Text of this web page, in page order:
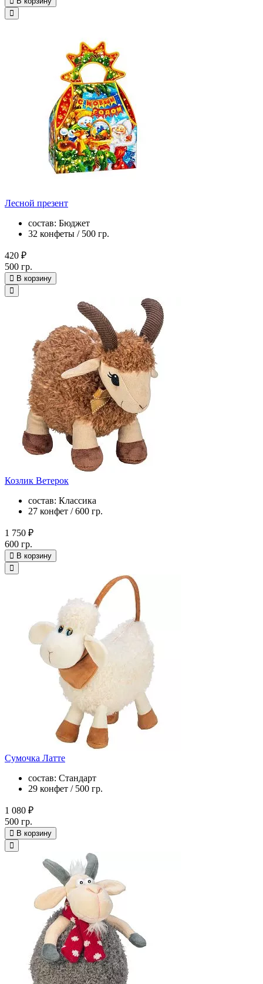
Лесной презент
состав: Бюджет
32 конфеты / 500 гр.
420 ₽
500 гр.
В корзину
Козлик Ветерок
состав: Классика
27 конфет / 600 гр.
1 750 ₽
600 гр.
В корзину
Сумочка Латте
состав: Стандарт
29 конфет / 500 гр.
1 080 ₽
500 гр.
В корзину